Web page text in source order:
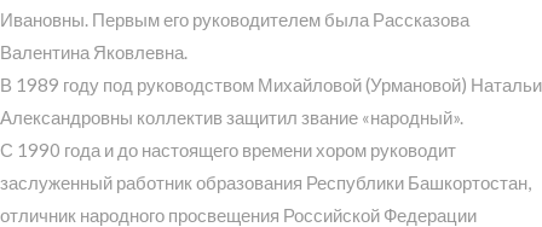
Ивановны. Первым его руководителем была Рассказова
Валентина Яковлевна.
В 1989 году под руководством Михайловой (Урмановой) Натальи
Александровны коллектив защитил звание «народный».
С 1990 года и до настоящего времени хором руководит
заслуженный работник образования Республики Башкортостан,
отличник народного просвещения Российской Федерации